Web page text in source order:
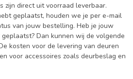
zijn direct uit voorraad leverbaar.
geplaatst, houden we je per e-mail
van jouw bestelling. Heb je jouw
Dan kunnen wij de volgende
kosten voor de levering van deuren
voor accessoires zoals deurbeslag en